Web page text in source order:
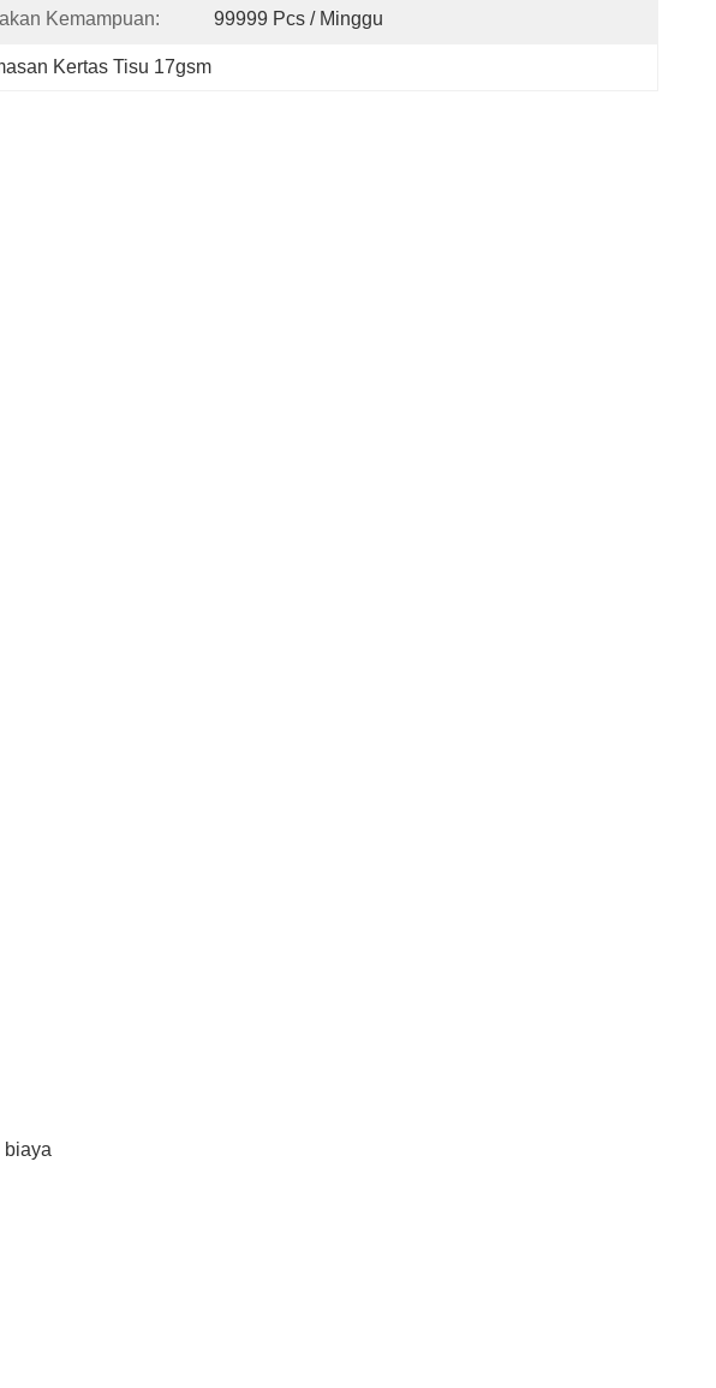
Kemampuan: 99999 Pcs / Minggu
Kertas Tisu 17gsm
biaya